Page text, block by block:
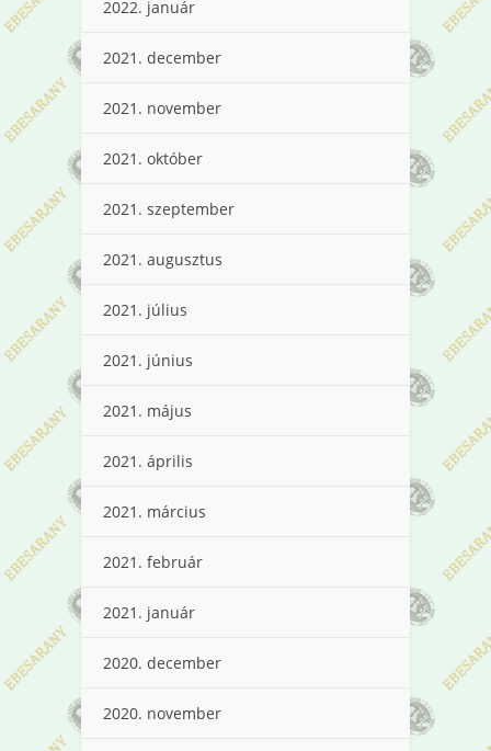
2022. január
2021. december
2021. november
2021. október
2021. szeptember
2021. augusztus
2021. július
2021. június
2021. május
2021. április
2021. március
2021. február
2021. január
2020. december
2020. november